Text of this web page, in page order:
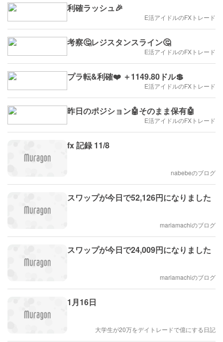
利確ラッシュ🎉
E活アイドルのFXトレード
考察🤔レジスタンスライン🤔
E活アイドルのFXトレード
プラ転&利確❤️ ＋1149.80ドル💲
E活アイドルのFXトレード
昨日のポジション🤖そのまま保有🤖
E活アイドルのFXトレード
fx 記録 11/8
nabebeのブログ
スワップが今日で52,126円になりました
mariamachiのブログ
スワップが今日で24,009円になりました
mariamachiのブログ
1月16日
大学生が20万をデイトレードで億にする日記